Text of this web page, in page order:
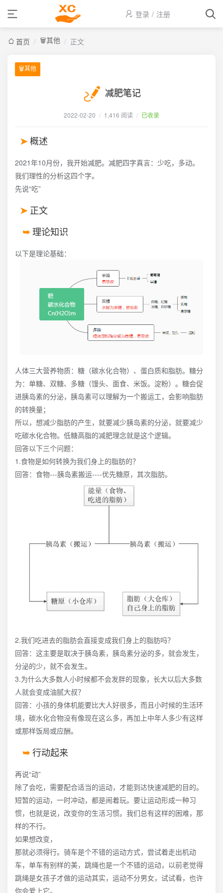
登录 / 注册
首页 / 🗑️其他 / 正文
🗑️其他
减肥笔记
2022-02-20 / 1,416 阅读 / 已收录
概述
2021年10月份，我开始减肥。减肥四字真言：少吃，多动。
我们理性的分析这四个字。
先说“吃”
正文
理论知识
以下是理论基础：
人体三大营养物质：糖（碳水化合物）、蛋白质和脂肪。糖分
为：单糖、双糖、多糖（馒头、面食、米饭。淀粉）。糖会促
进胰岛素的分泌，胰岛素可以理解为一个搬运工，会影响脂肪
的转换量；
所以，想减少脂肪的产生，就要减少胰岛素的分泌，就要减少
吃碳水化合物。低糖高脂的减肥理念就是这个逻辑。
回答以下三个问题：
1.食物是如何转换为我们身上的脂肪的？
回答：食物---胰岛素搬运----优先糖原，其次脂肪。
2.我们吃进去的脂肪会直接变成我们身上的脂肪吗？
回答：这主要是取决于胰岛素，胰岛素分泌的多，就会发生，
分泌的少，就不会发生。
3.为什么大多数人小时候都不会发胖的现象，长大以后大多数
人就会变成油腻大叔？
回答：小孩的身体机能要比大人好很多，而且小时候的生活环
境，碳水化合物没有像现在这么多，再加上中年人多少有这样
或那样饭局或应酬。
行动起来
再说“动”
除了会吃，需要配合适当的运动，才能到达快速减肥的目的。
短暂的运动，一时冲动，都是闹着玩。要让运动形成一种习
惯，也就是说，改变你的生活习惯。我们总有这样的困难，那
样的不行。
如果想改变，
那就必须得行。骑车是个不错的运动方式，尝试着走出机动
车，单车有别样的美，跳绳也是一个不错的运动，以前老觉得
跳绳是女孩子才做的运动其实，运动不分男女，试试看，也许
你会爱上它。